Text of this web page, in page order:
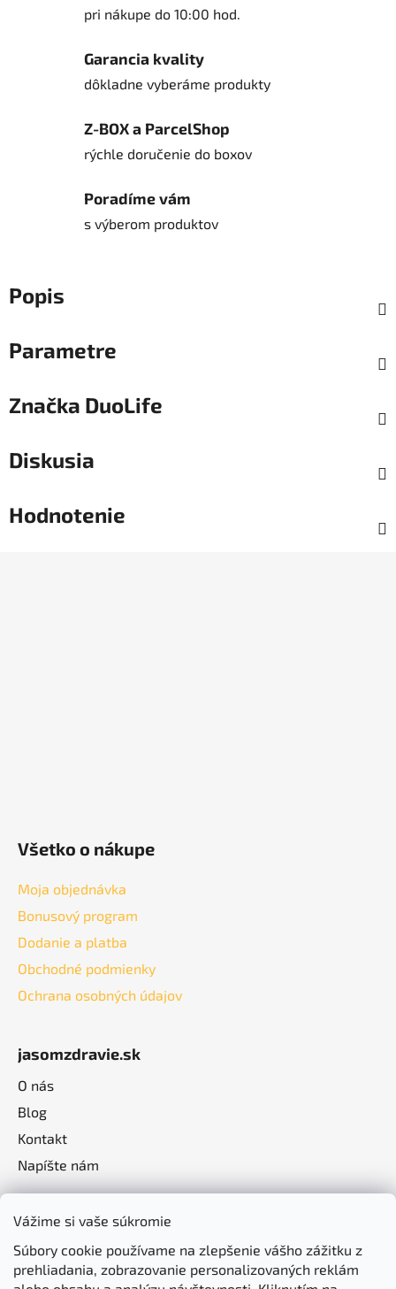
Vážime si vaše súkromie
Súbory cookie používame na zlepšenie vášho zážitku z
prehliadania, zobrazovanie personalizovaných reklám
pri nákupe do 10:00 hod.
Garancia kvality
dôkladne vyberáme produkty
Z-BOX a ParcelShop
rýchle doručenie do boxov
Poradíme vám
s výberom produktov
Popis
Parametre
Značka DuoLife
Diskusia
Hodnotenie
Všetko o nákupe
Moja objednávka
Bonusový program
Dodanie a platba
Obchodné podmienky
Ochrana osobných údajov
jasomzdravie.sk
O nás
Blog
Kontakt
Napíšte nám